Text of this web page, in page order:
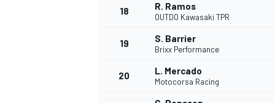
18 R. Ramos
OUTDO Kawasaki TPR
19 S. Barrier
Brixx Performance
20 L. Mercado
Motocorsa Racing